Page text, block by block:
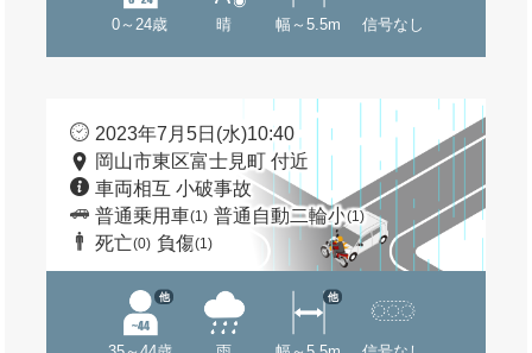
0～24歳 晴 幅～5.5m 信号なし
2023年7月5日(水)10:40
岡山市東区富士見町 付近
車両相互 小破事故
普通乗用車(1) 普通自動二輪小(1)
死亡(0) 負傷(1)
他 他